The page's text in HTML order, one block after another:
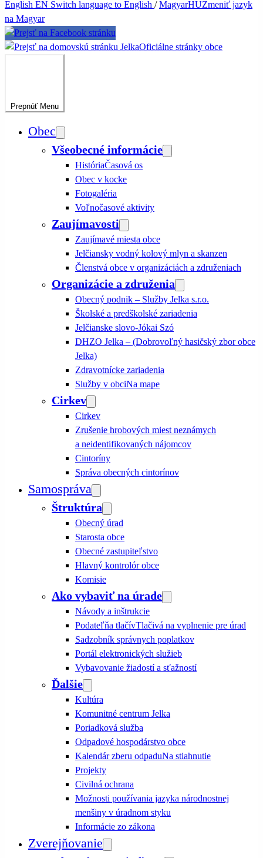
English EN Switch language to English /MagyarHUZmeniť jazyk
na Magyar
JelkaOficiálne stránky obce
Prepnúť Menu
Obec
Všeobecné informácie
HistóriaČasová os
Obec v kocke
Fotogaléria
Voľnočasové aktivity
Zaujímavosti
Zaujímavé miesta obce
Jelčiansky vodný kolový mlyn a skanzen
Členstvá obce v organizáciách a združeniach
Organizácie a združenia
Obecný podnik – Služby Jelka s.r.o.
Školské a predškolské zariadenia
Jelčianske slovo-Jókai Szó
DHZO Jelka – (Dobrovoľný hasičský zbor obce
Jelka)
Zdravotnícke zariadenia
Služby v obciNa mape
Cirkev
Cirkev
Zrušenie hrobových miest neznámych
a neidentifikovaných nájomcov
Cintoríny
Správa obecných cintorínov
Samospráva
Štruktúra
Obecný úrad
Starosta obce
Obecné zastupiteľstvo
Hlavný kontrolór obce
Komisie
Ako vybaviť na úrade
Návody a inštrukcie
Podateľňa tlačívTlačivá na vyplnenie pre úrad
Sadzobník správnych poplatkov
Portál elektronických služieb
Vybavovanie žiadostí a sťažností
Ďalšie
Kultúra
Komunitné centrum Jelka
Poriadková služba
Odpadové hospodárstvo obce
Kalendár zberu odpaduNa stiahnutie
Projekty
Civilná ochrana
Možnosti používania jazyka národnostnej
menšiny v úradnom styku
Informácie zo zákona
Zverejňovanie